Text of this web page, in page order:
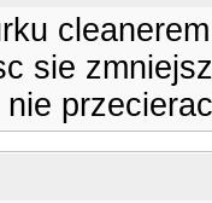
sie
nie